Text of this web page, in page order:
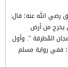
رضي الله عنه؛ قال:
يخرج من أرض
المُطرقة ". وأول
ففي رواية مسلم